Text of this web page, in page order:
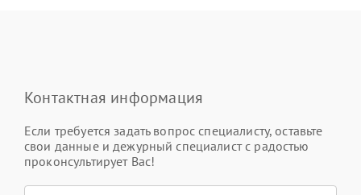
Контактная информация
Если требуется задать вопрос специалисту, оставьте
свои данные и дежурный специалист с радостью
проконсультирует Вас!